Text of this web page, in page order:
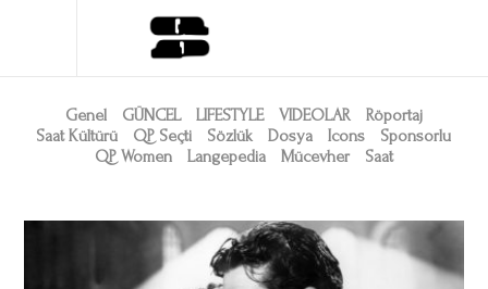
Genel GÜNCEL LIFESTYLE VIDEOLAR
Röportaj
Saat Kültürü
QP Seçti Sözlük Dosya Icons
Sponsorlu
QP Women
Langepedia Mücevher Saat